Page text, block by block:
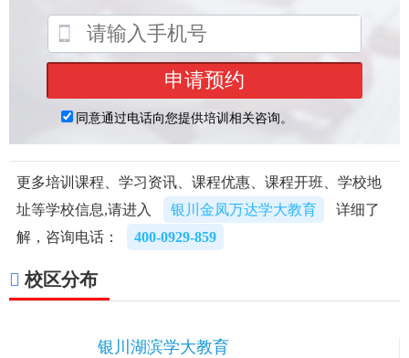
更多培训课程、学习资讯、课程优惠、课程开班、学校地
址等学校信息,请进入
银川金凤万达学大教育
详细了
解，咨询电话：
400-0929-859
校区分布
银川湖滨学大教育